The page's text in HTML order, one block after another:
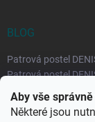
Aby vše
Některé jsou
BLOG
Patrová postel
Patrová postel
Rozkládací postele
každodenní spaní